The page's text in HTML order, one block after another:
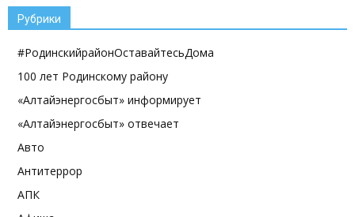
Рубрики
#РодинскийрайонОставайтесьДома
100 лет Родинскому району
«Алтайэнергосбыт» информирует
«Алтайэнергосбыт» отвечает
Авто
Антитеррор
АПК